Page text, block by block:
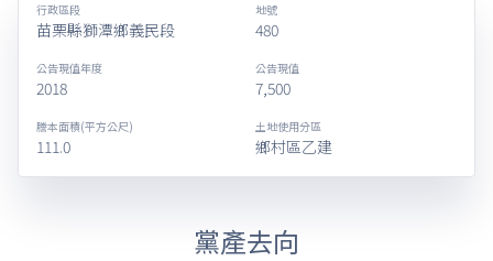
行政區段
苗栗縣獅潭鄉義民段
地號
480
公告現值年度
2018
公告現值
7,500
謄本面積(平方公尺)
111.0
土地使用分區
鄉村區乙建
黨產去向